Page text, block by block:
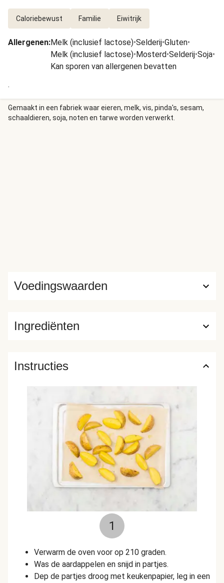
Caloriebewust Familie Eiwitrijk
Allergenen:Melk (inclusief lactose)•Selderij•Gluten•
Melk (inclusief lactose)•Mosterd•Selderij•Soja•
Kan sporen van allergenen bevatten
.
Gemaakt in een fabriek waar eieren, melk, vis, pinda's, sesam,
schaaldieren, soja, noten en tarwe worden verwerkt.
Ingrediënten
Voedingswaarden
Instructies
1
Verwarm de oven voor op 210 graden.
Was de aardappelen en snijd in partjes.
Dep de partjes droog met keukenpapier, leg in een